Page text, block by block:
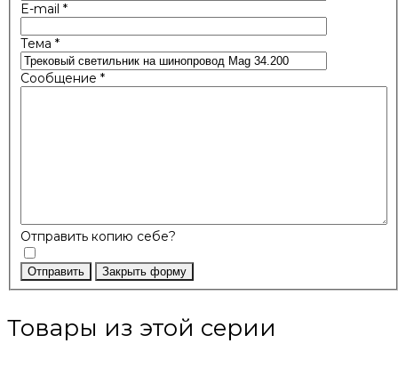
E-mail *
Тема *
Сообщение *
Отправить копию себе?
Отправить Закрыть форму
Товары из этой серии